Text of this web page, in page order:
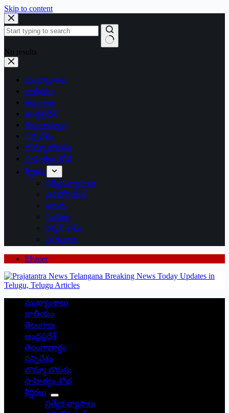
Skip to content
No results
ముఖ్యాంశాలు
జాతీయం
తెలంగాణ
ఆంధ్రప్రదేశ్
తెలంగాణార్థం
సన్నివేశం
బొమ్మా బొరుసు
సాహిత్యం-శోభ
శీర్షికలు
ప్రత్యేక వ్యాసాలు
ఎడిటోరియల్
అరుగు
సంకేతం
దక్కన్.కామ్
24 గంటలు
EPaper
ముఖ్యాంశాలు
జాతీయం
తెలంగాణ
ఆంధ్రప్రదేశ్
తెలంగాణార్థం
సన్నివేశం
బొమ్మా బొరుసు
సాహిత్యం-శోభ
శీర్షికలు
ప్రత్యేక వ్యాసాలు